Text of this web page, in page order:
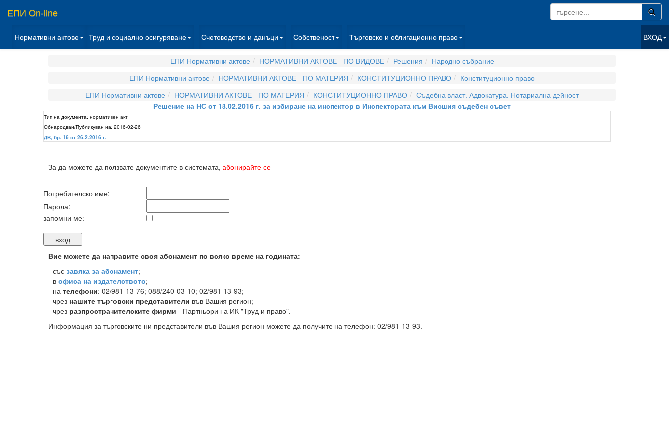
ЕПИ On-line
Нормативни актове Труд и социално осигуряване Счетоводство и данъци Собственост Търговско и облигационно право ВХОД
ЕПИ Нормативни актове НОРМАТИВНИ АКТОВЕ - ПО ВИДОВЕ Решения
Народно събрание
ЕПИ Нормативни актове
НОРМАТИВНИ АКТОВЕ - ПО МАТЕРИЯ КОНСТИТУЦИОННО ПРАВО
Конституционно право
ЕПИ Нормативни актове
НОРМАТИВНИ АКТОВЕ - ПО МАТЕРИЯ КОНСТИТУЦИОННО ПРАВО
Съдебна власт. Адвокатура. Нотариална дейност
Решение на НС от 18.02.2016 г. за избиране на инспектор в Инспектората към Висшия съдебен съвет
Тип на документа: нормативен акт
Обнародван/Публикуван на: 2016-02-26
ДВ, бр. 16 от 26.2.2016 г.
За да можете да ползвате документите в системата, абонирайте се
Потребителско име:
Парола:
запомни ме:
Вие можете да направите своя абонамент по всяко време на годината:
- със завяка за абонамент;
- в офиса на издателството;
- на телефони: 02/981-13-76; 088/240-03-10; 02/981-13-93;
- чрез нашите търговски представители във Вашия регион;
- чрез разпространителските фирми - Партньори на ИК "Труд и право".
Информация за търговските ни представители във Вашия регион можете да получите на телефон: 02/981-13-93.